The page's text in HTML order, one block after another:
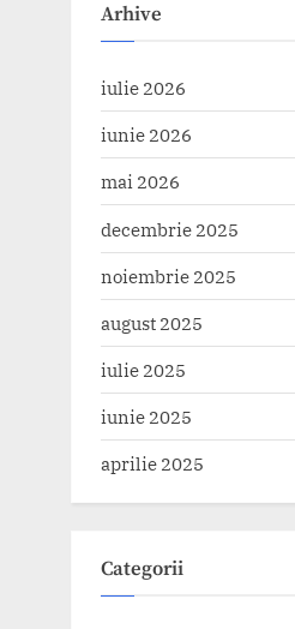
Arhive
iulie 2026
iunie 2026
mai 2026
decembrie 2025
noiembrie 2025
august 2025
iulie 2025
iunie 2025
aprilie 2025
Categorii